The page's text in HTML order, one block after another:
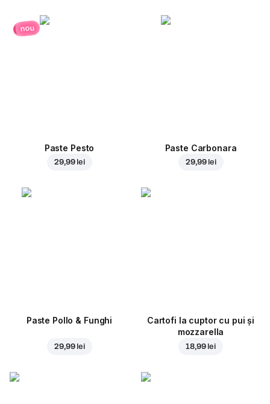
nou
Paste Pesto
29,99 lei
Paste Carbonara
29,99 lei
Paste Pollo & Funghi
29,99 lei
Cartofi la cuptor cu pui și
mozzarella
18,99 lei